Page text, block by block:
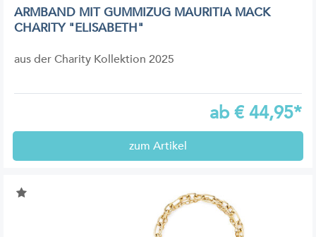
ARMBAND MIT GUMMIZUG MAURITIA MACK
CHARITY "ELISABETH"
aus der Charity Kollektion 2025
ab€ 44,95*
zum Artikel